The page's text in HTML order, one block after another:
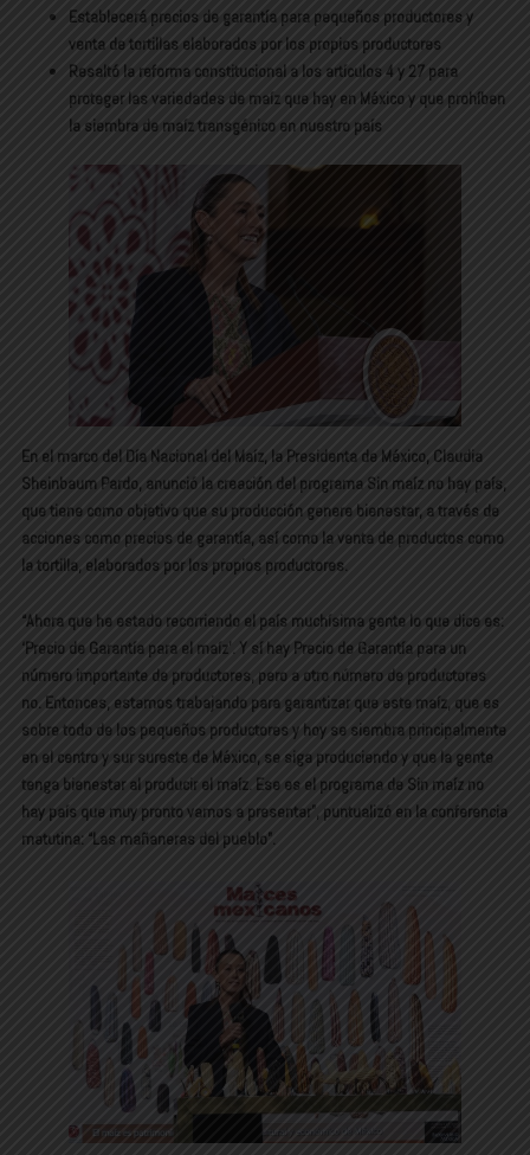
Establecerá precios de garantía para pequeños productores y
venta de tortillas elaborados por los propios productores
Resaltó la reforma constitucional a los artículos 4 y 27 para
proteger las variedades de maíz que hay en México y que prohíben
la siembra de maíz transgénico en nuestro país
En el marco del Día Nacional del Maíz, la Presidenta de México, Claudia
Sheinbaum Pardo, anunció la creación del programa Sin maíz no hay país,
que tiene como objetivo que su producción genere bienestar, a través de
acciones como precios de garantía, así como la venta de productos como
la tortilla, elaborados por los propios productores.
“Ahora que he estado recorriendo el país muchísima gente lo que dice es:
‘Precio de Garantía para el maíz’. Y sí hay Precio de Garantía para un
número importante de productores, pero a otro número de productores
no. Entonces, estamos trabajando para garantizar que este maíz, que es
sobre todo de los pequeños productores y hoy se siembra principalmente
en el centro y sur sureste de México, se siga produciendo y que la gente
tenga bienestar al producir el maíz. Ese es el programa de Sin maíz no
hay país que muy pronto vamos a presentar”, puntualizó en la conferencia
matutina: “Las mañaneras del pueblo”.